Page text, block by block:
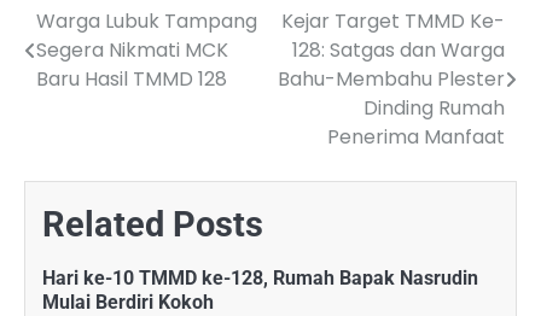
Post
navigation
Warga Lubuk Tampang
Segera Nikmati MCK
Baru Hasil TMMD 128
Kejar Target TMMD Ke-
128: Satgas dan Warga
Bahu-Membahu Plester
Dinding Rumah
Penerima Manfaat
Related Posts
Hari ke-10 TMMD ke-128, Rumah Bapak Nasrudin
Mulai Berdiri Kokoh